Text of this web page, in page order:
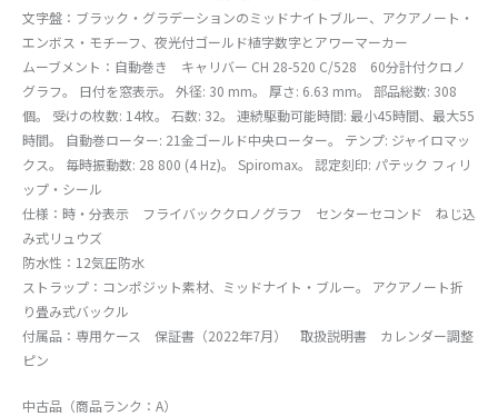
文字盤：ブラック・グラデーションのミッドナイトブルー、アクアノート・
エンボス・モチーフ、夜光付ゴールド植字数字とアワーマーカー
ムーブメント：自動巻き キャリバー CH 28-520 C/528 60分計付クロノ
グラフ。 日付を窓表示。 外径: 30 mm。 厚さ: 6.63 mm。 部品総数: 308
個。 受けの枚数: 14枚。 石数: 32。 連続駆動可能時間: 最小45時間、最大55
時間。 自動巻ローター: 21金ゴールド中央ローター。 テンプ: ジャイロマッ
クス。 毎時振動数: 28 800 (4 Hz)。 Spiromax。 認定刻印: パテック フィリ
ップ・シール
仕様：時・分表示 フライバッククロノグラフ センターセコンド ねじ込
み式リュウズ
防水性：12気圧防水
ストラップ：コンポジット素材、ミッドナイト・ブルー。 アクアノート折
り畳み式バックル
付属品：専用ケース 保証書（2022年7月） 取扱説明書 カレンダー調整
ピン
中古品（商品ランク：A）